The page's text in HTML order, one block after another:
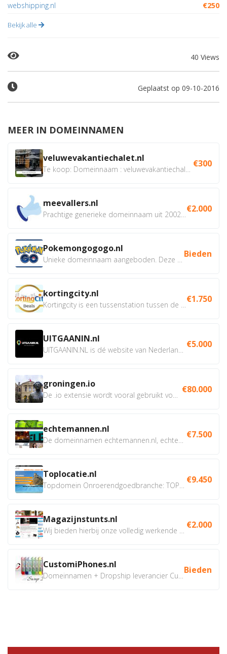
webshipping.nl
€250
Bekijk alle
40 Views
Geplaatst op 09-10-2016
MEER IN DOMEINNAMEN
veluwevakantiechalet.nl €300
meevallers.nl €2.000
Pokemongogogo.nl Bieden
kortingcity.nl €1.750
UITGAANIN.nl €5.000
groningen.io €80.000
echtemannen.nl €7.500
Toplocatie.nl €9.450
Magazijnstunts.nl €2.000
CustomiPhones.nl Bieden